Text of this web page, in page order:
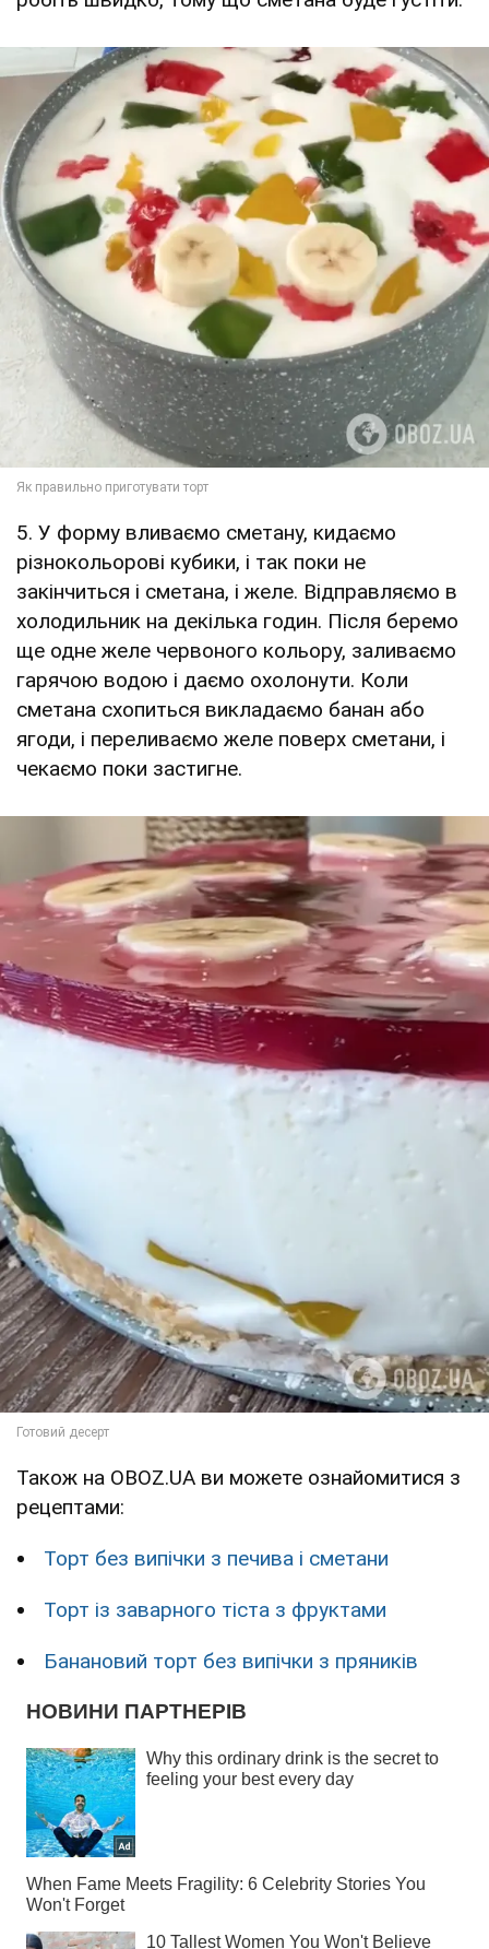
5. У форму вливаємо сметану, кидаємо
різнокольорові кубики, і так поки не
закінчиться і сметана, і желе. Відправляємо в
холодильник на декілька годин. Після беремо
ще одне желе червоного кольору, заливаємо
гарячою водою і даємо охолонути. Коли
сметана схопиться викладаємо банан або
ягоди, і переливаємо желе поверх сметани, і
чекаємо поки застигне.
Також на OBOZ.UA ви можете ознайомитися з
рецептами:
Торт без випічки з печива і сметани
Торт із заварного тіста з фруктами
Банановий торт без випічки з пряників